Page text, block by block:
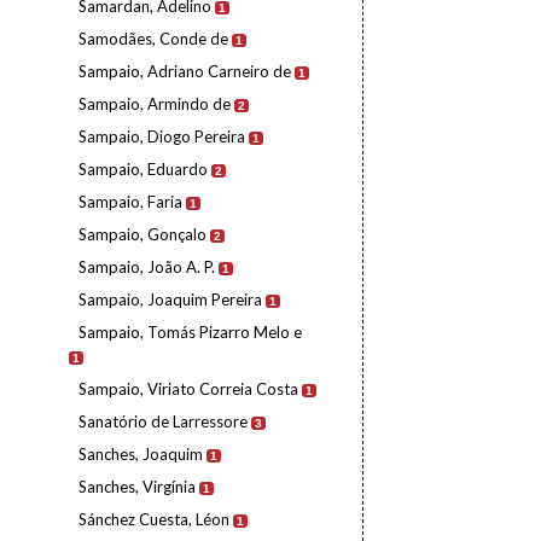
Samardan, Adelino 1
Samodães, Conde de 1
Sampaio, Adriano Carneiro de 1
Sampaio, Armindo de 2
Sampaio, Diogo Pereira 1
Sampaio, Eduardo 2
Sampaio, Faria 1
Sampaio, Gonçalo 2
Sampaio, João A. P. 1
Sampaio, Joaquim Pereira 1
Sampaio, Tomás Pizarro Melo e
1
Sampaio, Viriato Correia Costa 1
Sanatório de Larressore 3
Sanches, Joaquim 1
Sanches, Virgínia 1
Sánchez Cuesta, Léon 1